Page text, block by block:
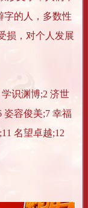
字的人，多数性
损，对个人发展
识渊博;2 济世
姿容俊美;7 幸福
名望卓越;12